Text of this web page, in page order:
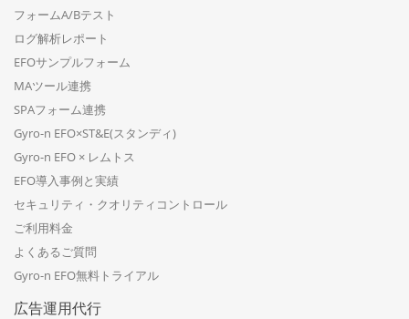
フォームA/Bテスト
ログ解析レポート
EFOサンプルフォーム
MAツール連携
SPAフォーム連携
Gyro-n EFO×ST&E(スタンディ)
Gyro-n EFO × レムトス
EFO導入事例と実績
セキュリティ・クオリティコントロール
ご利用料金
よくあるご質問
Gyro-n EFO無料トライアル
広告運用代行